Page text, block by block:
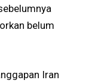
belum
Iran